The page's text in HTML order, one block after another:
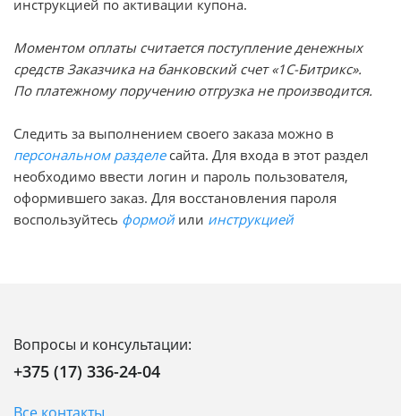
инструкцией по активации купона.
Моментом оплаты считается поступление денежных
средств Заказчика на банковский счет «1С-Битрикс».
По платежному поручению отгрузка не производится.
Следить за выполнением своего заказа можно в
персональном разделесайта. Для входа в этот раздел
необходимо ввести логин и пароль пользователя,
оформившего заказ. Для восстановления пароля
воспользуйтесь формой или инструкцией
Вопросы и консультации:
+375 (17) 336-24-04